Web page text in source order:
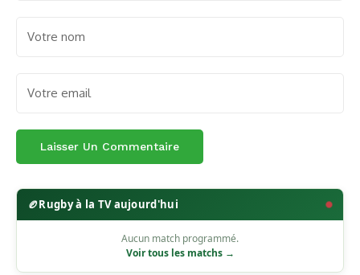
🏉Rugby à la TV aujourd'hui
Aucun match programmé.
Voir tous les matchs →